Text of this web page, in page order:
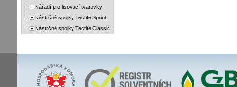
Nářadí pro lisovací tvarovky
Nástrčné spojky Tectite Sprint
Nástrčné spojky Tectite Classic